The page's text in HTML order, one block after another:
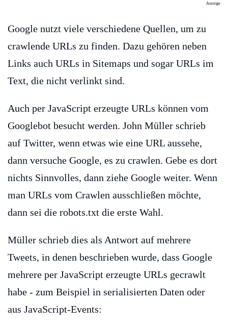
Anzeige
Google nutzt viele verschiedene Quellen, um zu
crawlende URLs zu finden. Dazu gehören neben
Links auch URLs in Sitemaps und sogar URLs im
Text, die nicht verlinkt sind.
Auch per JavaScript erzeugte URLs können vom
Googlebot besucht werden. John Müller schrieb
auf Twitter, wenn etwas wie eine URL aussehe,
dann versuche Google, es zu crawlen. Gebe es dort
nichts Sinnvolles, dann ziehe Google weiter. Wenn
man URLs vom Crawlen ausschließen möchte,
dann sei die robots.txt die erste Wahl.
Müller schrieb dies als Antwort auf mehrere
Tweets, in denen beschrieben wurde, dass Google
mehrere per JavaScript erzeugte URLs gecrawlt
habe - zum Beispiel in serialisierten Daten oder
aus JavaScript-Events: